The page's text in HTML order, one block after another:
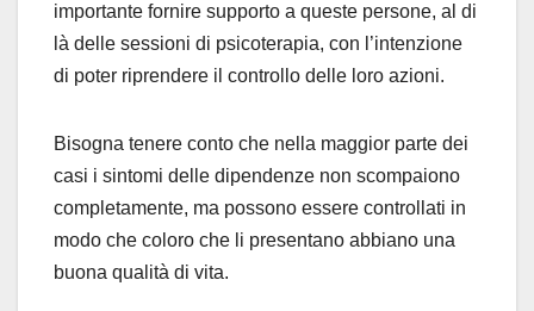
importante fornire supporto a queste persone, al di
là delle sessioni di psicoterapia, con l’intenzione
di poter riprendere il controllo delle loro azioni.
Bisogna tenere conto che nella maggior parte dei
casi i sintomi delle dipendenze non scompaiono
completamente, ma possono essere controllati in
modo che coloro che li presentano abbiano una
buona qualità di vita.